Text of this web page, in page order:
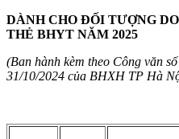
DÀNH CHO ĐỐI TƯỢNG
THẺ BHYT NĂM 2025
(Ban hành kèm theo Công văn số
31/10/2024 của BHXH TP Hà